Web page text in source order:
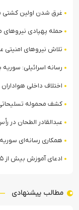
غرق شدن اولین کشتی
حمله پهپادی نیروهای
تلاش نیروهای امنیتی
رسانه اسرائیلی: سوریه
اختلاف داخلی
کشف محموله تسلیحاتی
عبدالقادر الطحان در رأس
همکاری رسانه‌ای سوریه
ادعای آموزش بیش از ۵ هزار نیروی سومالیایی با نظارت عربستان
مطالب پیشنهادی